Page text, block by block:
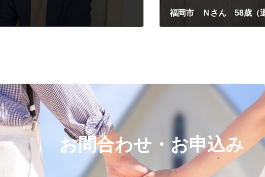
福岡市 Ｎさん 58歳（
お問合わせ・お申込み